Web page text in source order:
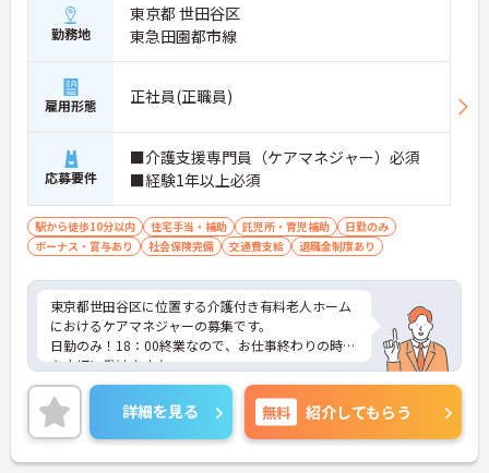
勤務地
東京都 世田谷区
東急田園都市線
雇用形態 正社員(正職員)
応募要件
■介護支援専門員（ケアマネジャー）必須
■経験1年以上必須
駅から徒歩10分以内 住宅手当・補助 託児所・育児補助
日勤のみ
ボーナス・賞与あり
社会保険完備 交通費支給 退職金制度あり
東京都世田谷区に位置する介護付き有料老人ホーム
におけるケアマネジャーの募集です。
日勤のみ！18：00終業なので、お仕事終わりの時間
を大切に働けます♪
賞与年2回の実績あり！あなたの頑張りが評価され
やすいので、お仕事のモチベーションアップにもつ
ながります◎
ご興味のある方には面接ポイントをお伝えしますの
で、お気軽にお問い合わせください！
詳細を見る 無料 紹介してもらう